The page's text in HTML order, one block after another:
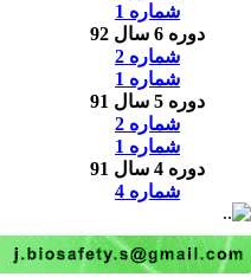
شماره 1
دوره 6 سال 92
شماره 2
شماره 1
دوره 5 سال 91
شماره 2
شماره 1
دوره 4 سال 91
شماره 4